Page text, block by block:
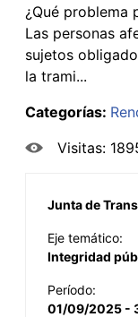
¿Qué problema
Las personas
sujetos
la trami...
Categorías:
Visitas:
Junta de
Eje temático:
Integridad
Período:
01/09/2025 -